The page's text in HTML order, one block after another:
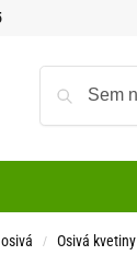
/ Osivá kvetiny